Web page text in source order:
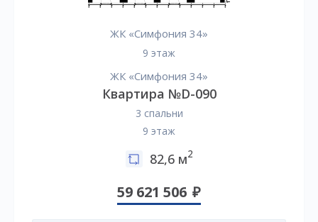
ЖК «Симфония 34»
9 этаж
ЖК «Симфония 34»
Квартира №D-090
3 спальни
9 этаж
82,6 м2
59 621 506